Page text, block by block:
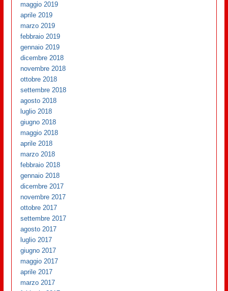
maggio 2019
aprile 2019
marzo 2019
febbraio 2019
gennaio 2019
dicembre 2018
novembre 2018
ottobre 2018
settembre 2018
agosto 2018
luglio 2018
giugno 2018
maggio 2018
aprile 2018
marzo 2018
febbraio 2018
gennaio 2018
dicembre 2017
novembre 2017
ottobre 2017
settembre 2017
agosto 2017
luglio 2017
giugno 2017
maggio 2017
aprile 2017
marzo 2017